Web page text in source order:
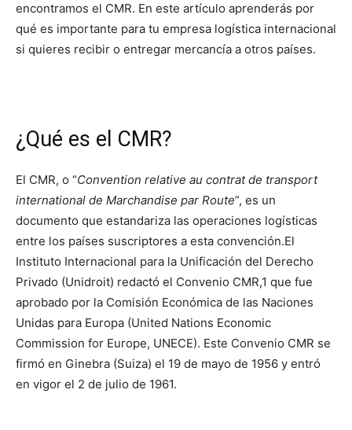
encontramos el CMR. En este artículo aprenderás por
qué es importante para tu empresa logística internacional
si quieres recibir o entregar mercancía a otros países.
¿Qué es el CMR?
El CMR, o “Convention relative au contrat de transport
international de Marchandise par Route”, es un
documento que estandariza las operaciones logísticas
entre los países suscriptores a esta convención.El
Instituto Internacional para la Unificación del Derecho
Privado (Unidroit) redactó el Convenio CMR,1​ que fue
aprobado por la Comisión Económica de las Naciones
Unidas para Europa (United Nations Economic
Commission for Europe, UNECE). Este Convenio CMR se
firmó en Ginebra (Suiza) el 19 de mayo de 1956 y entró
en vigor el 2 de julio de 1961.